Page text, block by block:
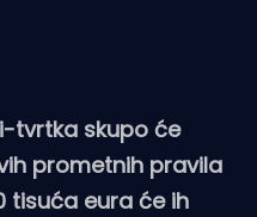
tvrtka skupo će
prometnih pravila
tisuća eura će ih